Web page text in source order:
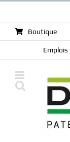
content
Boutique
Emplois